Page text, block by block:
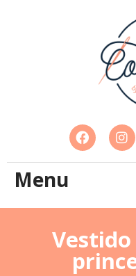
Menu